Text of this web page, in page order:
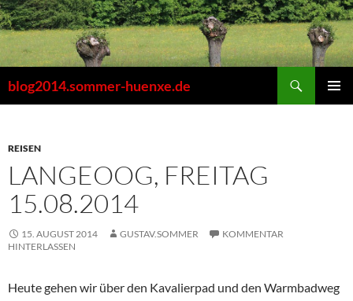
Zum
Inhalt
springen
blog2014.sommer-huenxe.de
REISEN
LANGEOOG, FREITAG
15.08.2014
15. AUGUST 2014 GUSTAV.SOMMER
KOMMENTAR
HINTERLASSEN
Heute gehen wir über den Kavalierpad und den Warmbadweg